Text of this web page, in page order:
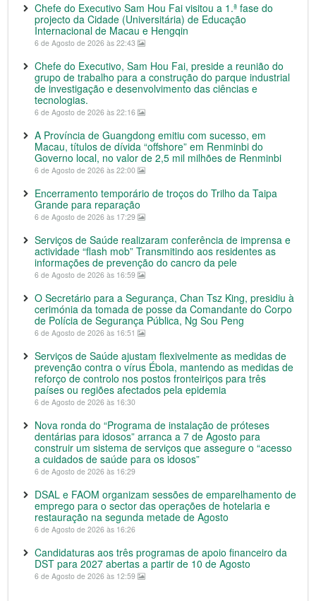
Chefe do Executivo Sam Hou Fai visitou a 1.ª fase do
projecto da Cidade (Universitária) de Educação
Internacional de Macau e Hengqin
6 de Agosto de 2026 às 22:43
Chefe do Executivo, Sam Hou Fai, preside a reunião do
grupo de trabalho para a construção do parque industrial
de investigação e desenvolvimento das ciências e
tecnologias.
6 de Agosto de 2026 às 22:16
A Província de Guangdong emitiu com sucesso, em
Macau, títulos de dívida “offshore” em Renminbi do
Governo local, no valor de 2,5 mil milhões de Renminbi
6 de Agosto de 2026 às 22:00
Encerramento temporário de troços do Trilho da Taipa
Grande para reparação
6 de Agosto de 2026 às 17:29
Serviços de Saúde realizaram conferência de imprensa e
actividade “flash mob” Transmitindo aos residentes as
informações de prevenção do cancro da pele
6 de Agosto de 2026 às 16:59
O Secretário para a Segurança, Chan Tsz King, presidiu à
cerimónia da tomada de posse da Comandante do Corpo
de Polícia de Segurança Pública, Ng Sou Peng
6 de Agosto de 2026 às 16:51
Serviços de Saúde ajustam flexivelmente as medidas de
prevenção contra o vírus Ébola, mantendo as medidas de
reforço de controlo nos postos fronteiriços para três
países ou regiões afectados pela epidemia
6 de Agosto de 2026 às 16:30
Nova ronda do “Programa de instalação de próteses
dentárias para idosos” arranca a 7 de Agosto para
construir um sistema de serviços que assegure o “acesso
a cuidados de saúde para os idosos”
6 de Agosto de 2026 às 16:29
DSAL e FAOM organizam sessões de emparelhamento de
emprego para o sector das operações de hotelaria e
restauração na segunda metade de Agosto
6 de Agosto de 2026 às 16:26
Candidaturas aos três programas de apoio financeiro da
DST para 2027 abertas a partir de 10 de Agosto
6 de Agosto de 2026 às 12:59